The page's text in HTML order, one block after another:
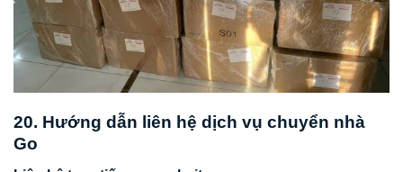
20. Hướng dẫn liên hệ dịch vụ chuyển nhà
Go